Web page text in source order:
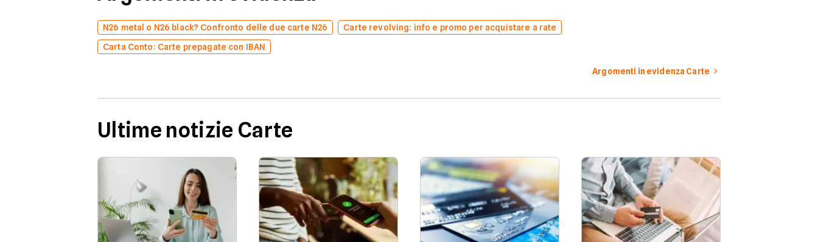
N26 metal o N26 black? Confronto delle due carte N26
Carte revolving: info e promo per acquistare a rate
Carta Conto: Carte prepagate con IBAN
Argomenti in evidenza Carte
Ultime notizie Carte